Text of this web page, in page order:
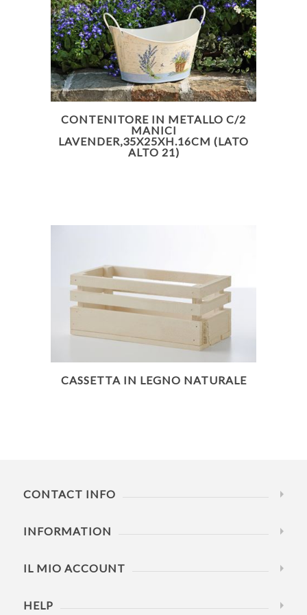
CONTENITORE IN METALLO C/2
MANICI
LAVENDER,35X25XH.16CM (LATO
ALTO 21)
CASSETTA IN LEGNO NATURALE
CONTACT INFO
INFORMATION
IL MIO ACCOUNT
HELP